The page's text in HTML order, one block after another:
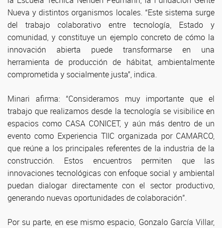
Nueva y distintos organismos locales. “Este sistema surge
del trabajo colaborativo entre tecnología, Estado y
comunidad, y constituye un ejemplo concreto de cómo la
innovación abierta puede transformarse en una
herramienta de producción de hábitat, ambientalmente
comprometida y socialmente justa”, indica.
Minari afirma: “Consideramos muy importante que el
trabajo que realizamos desde la tecnología se visibilice en
espacios como CASA CONICET, y aún más dentro de un
evento como Experiencia TIIC organizada por CAMARCO,
que reúne a los principales referentes de la industria de la
construcción. Estos encuentros permiten que las
innovaciones tecnológicas con enfoque social y ambiental
puedan dialogar directamente con el sector productivo,
generando nuevas oportunidades de colaboración”.
Por su parte, en ese mismo espacio, Gonzalo García Villar,